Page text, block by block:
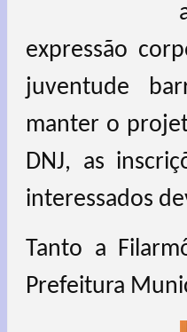
expressão
juventude
manter o
DNJ, as
interessados
Tanto a
Prefeitura